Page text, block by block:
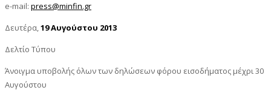
e-mail: press@minfin.gr
Δευτέρα,19 Αυγούστου 2013
Δελτίο Τύπου
Άνοιγμα υποβολής όλων των δηλώσεων φόρου εισοδήματος μέχρι 30
Αυγούστου